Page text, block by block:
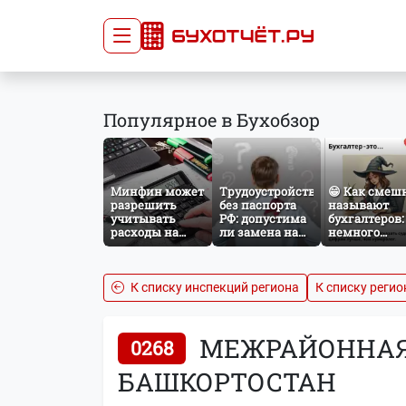
Главная
Сдать отчёт
Тарифы
Оплата
Популярное в Бухобзор
Минфин может
разрешить
учитывать
расходы на
защиту от
расчёте налога
на прибыль
Трудоустройство
без паспорта
РФ: допустима
ли замена на
загранпаспорт?
😁 Как
называют
бухгалтеров:
немного
К списку инспекций региона
К списку
0268
БАШКОРТОСТАН